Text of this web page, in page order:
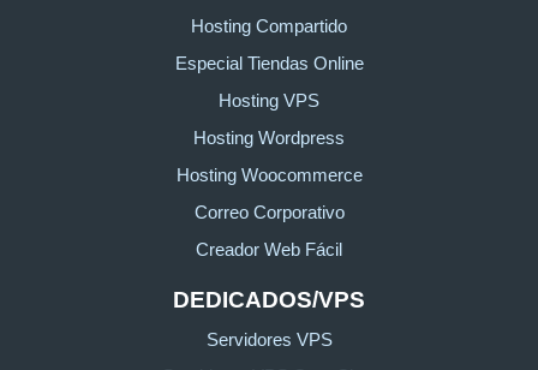
Hosting Compartido
Especial Tiendas Online
Hosting VPS
Hosting Wordpress
Hosting Woocommerce
Correo Corporativo
Creador Web Fácil
DEDICADOS/VPS
Servidores VPS